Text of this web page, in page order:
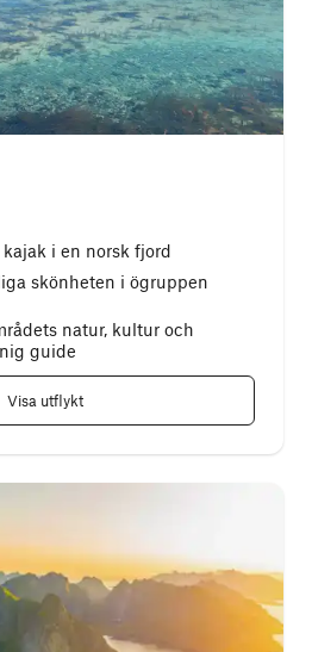
i en norsk fjord
skönheten i ögruppen
natur, kultur och
guide
Visa utflykt